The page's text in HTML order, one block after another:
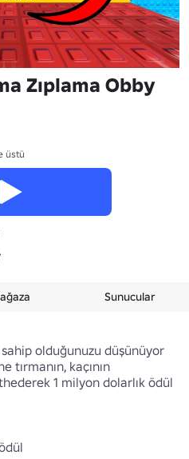
Zıplama Obby
üstü
Sunucular
olduğunuzu düşünüyor
tırmanın, kaçının
1 milyon dolarlık ödül